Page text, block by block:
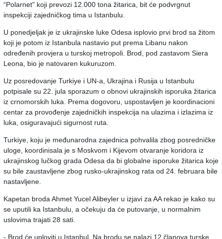
“Polarnet" koji prevozi 12.000 tona žitarica, bit će podvrgnut
inspekciji zajedničkog tima u Istanbulu.
U ponedjeljak je iz ukrajinske luke Odesa isplovio prvi brod sa žitom
koji je potom iz Istanbula nastavio put prema Libanu nakon
određenih provjera u turskoj metropoli. Brod, pod zastavom Siera
Leona, bio je natovaren kukuruzom.
Uz posredovanje Turkiye i UN-a, Ukrajina i Rusija u Istanbulu
potpisale su 22. jula sporazum o obnovi ukrajinskih isporuka žitarica
iz crnomorskih luka. Prema dogovoru, uspostavljen je koordinacioni
centar za provođenje zajedničkih inspekcija na ulazima i izlazima iz
luka, osiguravajući sigurnost ruta.
Turkiye, koju je međunarodna zajednica pohvalila zbog posredničke
uloge, koordinisala je s Moskvom i Kijevom otvaranje koridora iz
ukrajinskog lučkog grada Odesa da bi globalne isporuke žitarica koje
su bile zaustavljene zbog rusko-ukrajinskog rata od 24. februara bile
nastavljene.
Kapetan broda Ahmet Yucel Alibeyler u izjavi za AA rekao je kako su
se uputili ka Istanbulu, a očekuju da će putovanje, u normalnim
uslovima trajati 28 sati.
- Brod će uploviti u Istanbul. Na brodu se nalazi 12 članova turske